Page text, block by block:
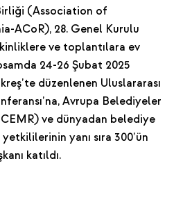
(Association of
ACoR), 28. Genel Kurulu
ve toplantılara ev
24-26 Şubat 2025
düzenlenen Uluslararası
Avrupa Belediyeler
ve dünyadan belediye
yanı sıra 300’ün
katıldı.